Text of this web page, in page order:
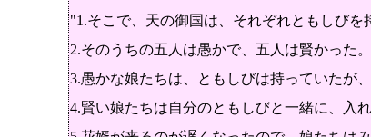
"1.そこで、天の御国は、それぞれともしびを
2.そのうちの五人は愚かで、五人は賢かった。
3.愚かな娘たちは、ともしびは持っていたが
4.賢い娘たちは自分のともしびと一緒に、入